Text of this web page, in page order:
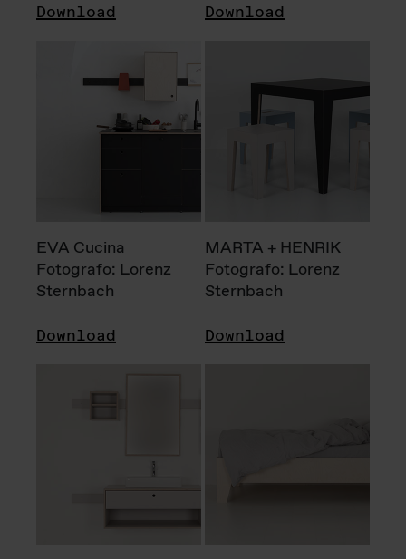
Download Download
EVA Cucina
Fotografo: Lorenz
Sternbach
Download
MARTA + HENRIK
Fotografo: Lorenz
Sternbach
Download